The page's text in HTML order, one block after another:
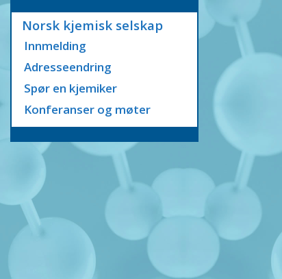
Norsk kjemisk selskap
Innmelding
Adresseendring
Spør en kjemiker
Konferanser og møter